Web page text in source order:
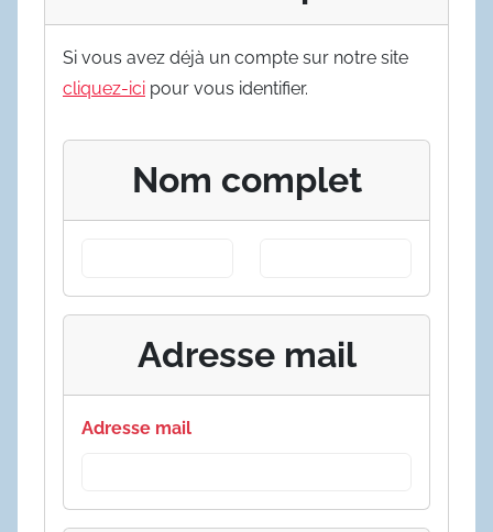
Si vous avez déjà un compte sur notre site
cliquez-ici pour vous identifier.
Nom complet
Adresse mail
Adresse mail